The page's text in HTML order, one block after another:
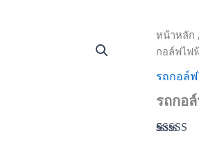
หน้าหลัก
กอล์ฟไฟ
รถกอล์
รถกอ